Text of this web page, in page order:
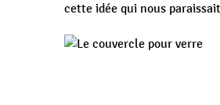
cette idée qui nous